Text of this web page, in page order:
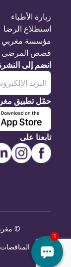
زيارة الأطباء
استطلاع الرضا
مؤسسة مغربي
قصص المرضى
انضم إلى
حمّل تطبيق
تابعنا على
© مغربي